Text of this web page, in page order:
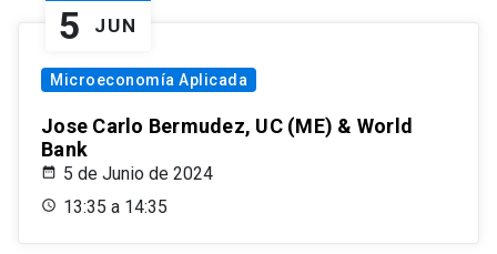
5 JUN
Microeconomía Aplicada
Jose Carlo Bermudez, UC (ME) & World
Bank
5 de Junio de 2024
13:35 a 14:35